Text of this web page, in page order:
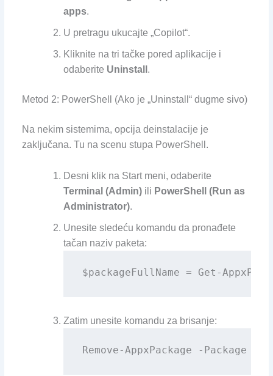
apps.
U pretragu ukucajte „Copilot“.
Kliknite na tri tačke pored aplikacije i
odaberite Uninstall .
Metod 2: PowerShell (Ako je „Uninstall“ dugme sivo)
Na nekim sistemima, opcija deinstalacije je
zaključana. Tu na scenu stupa PowerShell.
Desni klik na Start meni, odaberite
Terminal (Admin)ili PowerShell (Run as
Administrator).
Unesite sledeću komandu da pronađete
tačan naziv paketa:
$packageFullName = Get-
Zatim unesite komandu za brisanje:
Remove-AppxPackage -Package